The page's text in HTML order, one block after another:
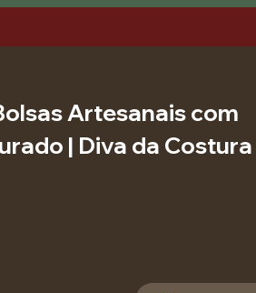
Artesanais com
| Diva da Costura